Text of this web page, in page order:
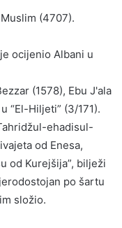
(4707).
ocijenio Albani u
(1578), Ebu J'ala
“El-Hiljeti” (3/171).
ehadisul-
od Enesa,
od Kurejšija”, bilježi
po šartu
složio.